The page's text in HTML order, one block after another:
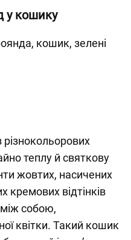
у кошику
кошик, зелені
теплу й святкову
жовтих, насичених
кремових відтінків
собою,
квітки. Такий кошик